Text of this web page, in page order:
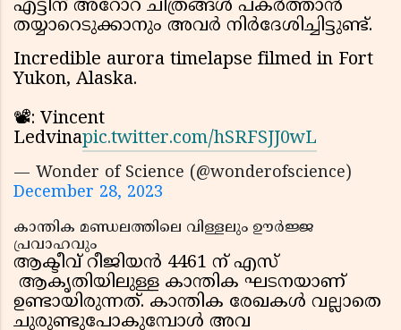
എട്ടിന് അറോറ ചിത്രങ്ങൾ പകർത്താൻ
തയ്യാറെടുക്കാനും അവർ നിർദേശിച്ചിട്ടുണ്ട്.
Incredible aurora timelapse filmed in Fort
Yukon, Alaska.
📽: Vincent
Ledvinapic.twitter.com/hSRFSJJ0wL
— Wonder of Science (@wonderofscience)
December 28, 2023
കാന്തിക മണ്ഡലത്തിലെ വിള്ളലും ഊർജ്ജ
പ്രവാഹവും
ആക്ടീവ് റീജിയൻ 4461 ന് എസ്
ആകൃതിയിലുള്ള കാന്തിക ഘടനയാണ്
ഉണ്ടായിരുന്നത്. കാന്തിക രേഖകൾ വല്ലാതെ
ചുരുണ്ടുപോകുമ്പോൾ അവ